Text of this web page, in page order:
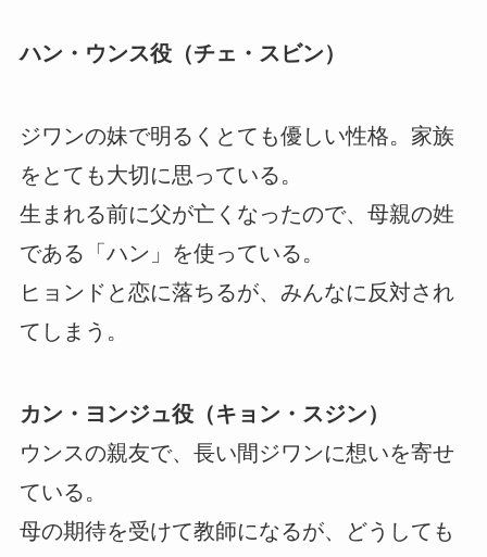
ハン・ウンス役（チェ・スビン）
ジワンの妹で明るくとても優しい性格。家族
をとても大切に思っている。
生まれる前に父が亡くなったので、母親の姓
である「ハン」を使っている。
ヒョンドと恋に落ちるが、みんなに反対され
てしまう。
カン・ヨンジュ役（キョン・スジン）
ウンスの親友で、長い間ジワンに想いを寄せ
ている。
母の期待を受けて教師になるが、どうしても